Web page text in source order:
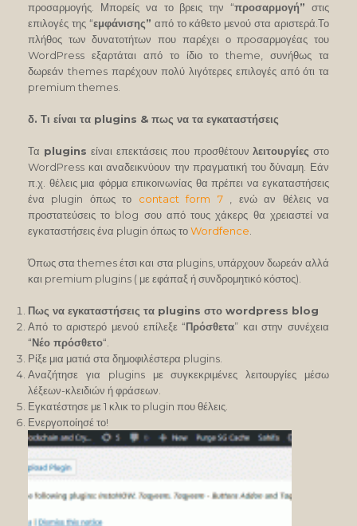
προσαρμογής. Μπορείς να το βρεις την “προσαρμογή” στις
επιλογές της “εμφάνισης” από το κάθετο μενού στα αριστερά.Το
πλήθος των δυνατοτήτων που παρέχει ο πρoσαρμογέας του
WordPress εξαρτάται από το ίδιο το theme, συνήθως τα
δωρεάν themes παρέχουν πολύ λιγότερες επιλογές από ότι τα
premium themes.
δ. Τι είναι τα plugins & πως να τα εγκαταστήσεις
Τα pluginsείναι επεκτάσεις που προσθέτουνλειτουργίες στο
WordPress και αναδεικνύουν την πραγματική του δύναμη. Εάν
π.χ. θέλεις μια φόρμα επικοινωνίας θα πρέπει να εγκαταστήσεις
ένα plugin όπως το contact form 7, ενώ αν θέλεις να
προστατεύσεις το blog σου από τους χάκερς θα χρειαστεί να
εγκαταστήσεις ένα plugin όπως τοWordfence.
Όπως στα themes έτσι και στα plugins, υπάρχουν δωρεάν αλλά
και premium plugins ( με εφάπαξ ή συνδρομητικό κόστος).
Πως να εγκαταστήσεις τα plugins στο wordpress blog
Από το αριστερό μενού επίλεξε “Πρόσθετα” και στην συνέχεια
“Νέο πρόσθετο“.
Ρίξε μια ματιά στα δημοφιλέστερα plugins.
Αναζήτησε για plugins με συγκεκριμένες λειτουργίες μέσω
λέξεων-κλειδιών ή φράσεων.
Εγκατέστησε με 1 κλικ το plugin που θέλεις.
Ενεργοποίησέ το!